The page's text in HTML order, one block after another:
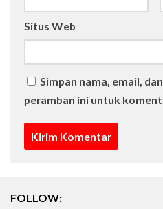
Situs Web
Simpan nama, email,
peramban ini untuk
FOLLOW: